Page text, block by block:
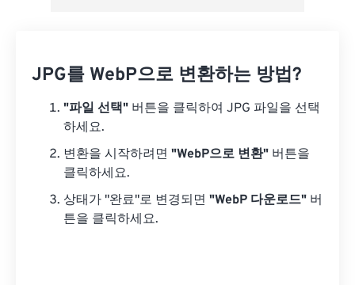
JPG를 WebP으로 변환하는 방법?
"파일 선택" 버튼을 클릭하여 JPG 파일을 선택
하세요.
변환을 시작하려면 "WebP으로 변환" 버튼을
클릭하세요.
상태가 "완료"로 변경되면 "WebP 다운로드" 버
튼을 클릭하세요.